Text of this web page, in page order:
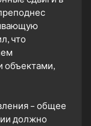
что
объектами,
– общее
должно